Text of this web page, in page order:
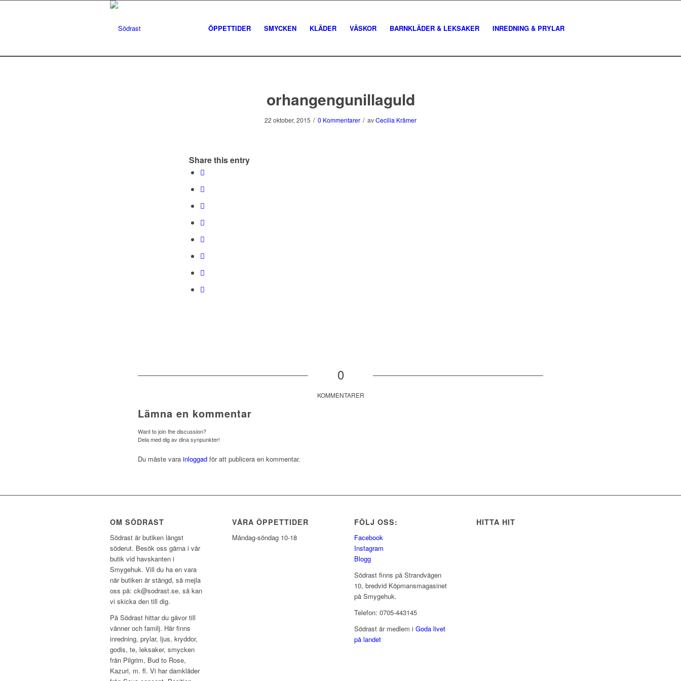
ÖPPETTIDER SMYCKEN KLÄDER VÄSKOR BARNKLÄDER & LEKSAKER INREDNING & PRYLAR
orhangengunillaguld
22 oktober, 2015 / 0 Kommentarer / avCecilia Krämer
Share this entry
0
KOMMENTARER
Lämna en kommentar
Want to join the discussion?
Dela med dig av dina synpunkter!
Du måste vara inloggad för att publicera en kommentar.
OM SÖDRAST
Södrast är butiken längst
söderut. Besök oss gärna i vår
butik vid havskanten i
Smygehuk. Vill du ha en vara
när butiken är stängd, så mejla
oss på: ck@sodrast.se, så kan
vi skicka den till dig.
På Södrast hittar du gåvor till
vänner och familj. Här finns
inredning, prylar, ljus, kryddor,
godis, te, leksaker, smycken
från Pilgrim, Bud to Rose,
Kazuri, m. fl. Vi har damkläder
VÅRA ÖPPETTIDER
Måndag-söndag 10-18
FÖLJ OSS:
Facebook
Instagram
Blogg
Södrast finns på Strandvägen
10, bredvid Köpmansmagasinet
på Smygehuk.
Telefon: 0705-443145
Södrast är medlem iGoda livet
på landet
HITTA HIT